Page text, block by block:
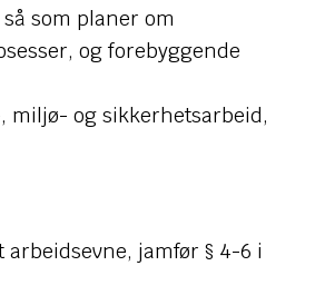
som planer om
og forebyggende
miljø- og sikkerhetsarbeid,
jamfør § 4-6 i